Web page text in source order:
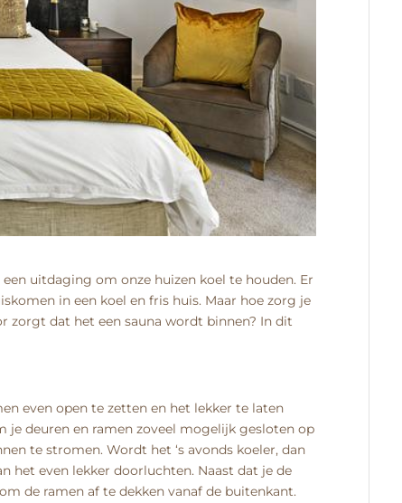
uitdaging om onze huizen koel te houden. Er
in een koel en fris huis. Maar hoe zorg je
dat het een sauna wordt binnen? In dit
even open te zetten en het lekker te laten
je deuren en ramen zoveel mogelijk gesloten op
te stromen. Wordt het ‘s avonds koeler, dan
het even lekker doorluchten. Naast dat je de
de ramen af te dekken vanaf de buitenkant.